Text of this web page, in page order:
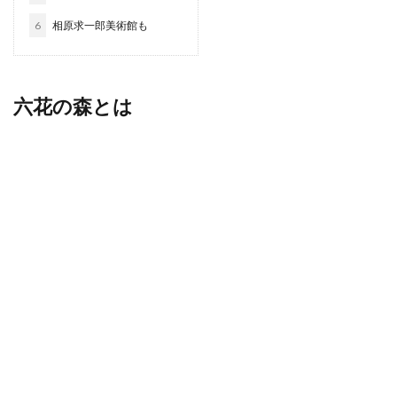
6 相原求一郎美術館も
六花の森とは